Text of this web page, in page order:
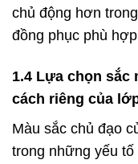
chủ động hơn
đồng phục phù
1.4 Lựa chọn sắc
cách riêng của
Màu sắc chủ đạo
trong những yếu